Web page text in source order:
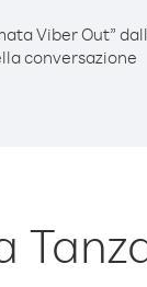
Viber Out”
conversazione